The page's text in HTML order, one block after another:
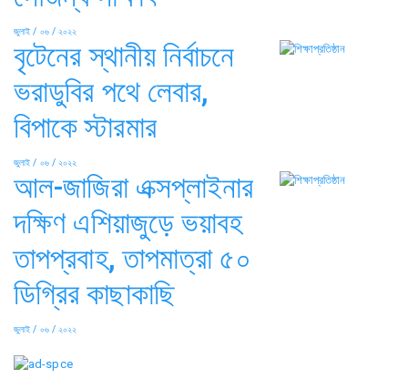
জুলাই / ০৬ / ২০২২
বৃটেনের স্থানীয় নির্বাচনে
ভরাডুবির পথে লেবার,
বিপাকে স্টারমার
জুলাই / ০৬ / ২০২২
আল-জাজিরা এক্সপ্লাইনার
দক্ষিণ এশিয়াজুড়ে ভয়াবহ
তাপপ্রবাহ, তাপমাত্রা ৫০
ডিগ্রির কাছাকাছি
জুলাই / ০৬ / ২০২২